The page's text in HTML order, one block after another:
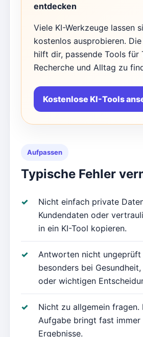
entdecken
Viele KI-Werkzeuge lassen
kostenlos ausprobieren.
hilft dir, passende Tools für
Recherche und Alltag zu
Kostenlose KI-Tools
Aufpassen
Typische Fehler
Nicht einfach private
Kundendaten oder
in ein KI-Tool kopieren.
Antworten nicht ungeprüft
besonders bei
oder wichtigen
Nicht zu allgemein fragen.
Aufgabe bringt fast immer
Ergebnisse.